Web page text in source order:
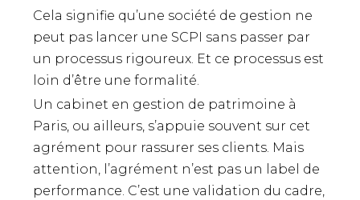
Cela signifie qu’une société de gestion ne
peut pas lancer une SCPI sans passer par
un processus rigoureux. Et ce processus est
loin d’être une formalité.
Un cabinet en gestion de patrimoine à
Paris, ou ailleurs, s’appuie souvent sur cet
agrément pour rassurer ses clients. Mais
attention, l’agrément n’est pas un label de
performance. C’est une validation du cadre,